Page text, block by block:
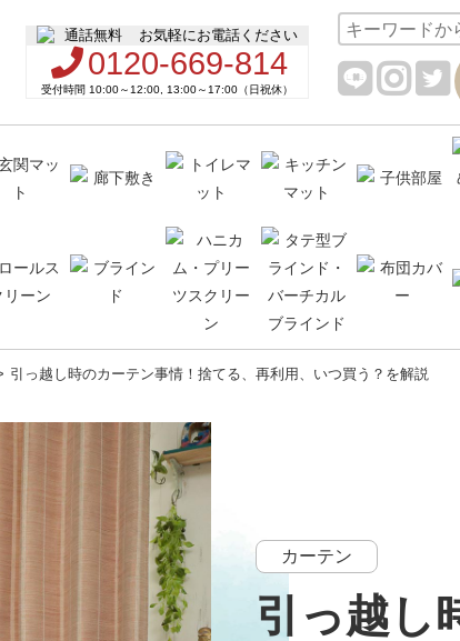
お気軽にお電話ください
0120-669-814
受付時間 10:00～12:00, 13:00～17:00（日祝休）
引っ越し時のカーテン事情！捨てる、再利用、いつ買う？を解説
カーテン
引っ越し